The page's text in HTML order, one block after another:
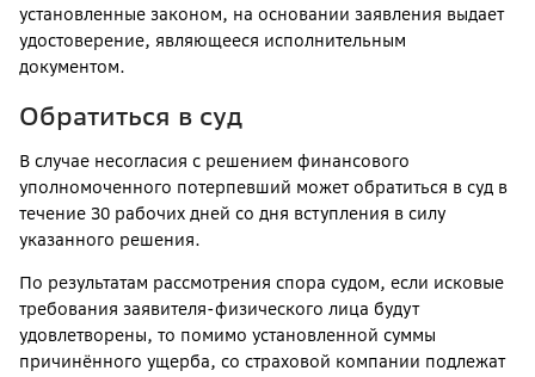
установленные законом, на основании заявления выдает
удостоверение, являющееся исполнительным
документом.
Обратиться в суд
В случае несогласия с решением финансового
уполномоченного потерпевший может обратиться в суд в
течение 30 рабочих дней со дня вступления в силу
указанного решения.
По результатам рассмотрения спора судом, если исковые
требования заявителя-физического лица будут
удовлетворены, то помимо установленной суммы
причинённого ущерба, со страховой компании подлежат